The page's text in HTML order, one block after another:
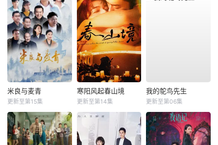
米良与麦青
更新至第15集
寒阳风起春山境
更新至第14集
我的鸵鸟先生
更新至第06集